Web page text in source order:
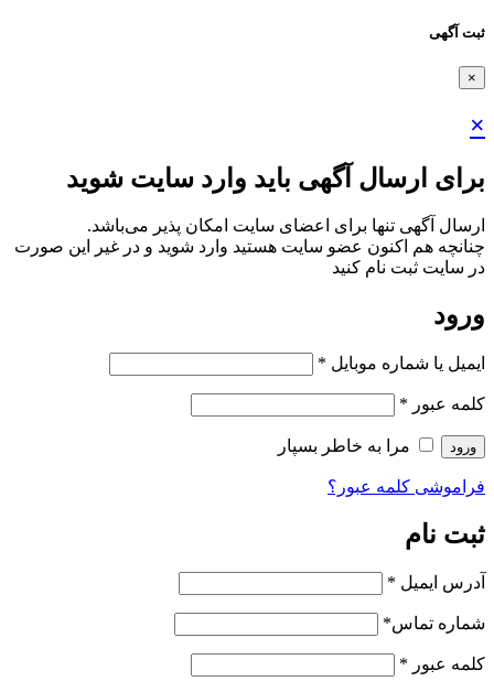
ثبت آگهی
×
×
برای ارسال آگهی باید وارد سایت شوید
ارسال آگهی تنها برای اعضای سایت امکان پذیر می‌باشد.
چنانچه هم‌ اکنون عضو سایت هستید وارد شوید و در غیر این صورت
در سایت ثبت نام کنید
ورود
ایمیل یا شماره موبایل *
کلمه عبور *
ورود مرا به خاطر بسپار
فراموشی کلمه عبور؟
ثبت نام
آدرس ایمیل *
شماره تماس*
کلمه عبور *